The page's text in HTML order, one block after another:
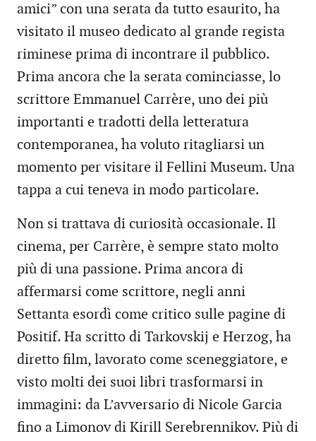
amici” con una serata da tutto esaurito, ha
visitato il museo dedicato al grande regista
riminese prima di incontrare il pubblico.
Prima ancora che la serata cominciasse, lo
scrittore Emmanuel Carrère, uno dei più
importanti e tradotti della letteratura
contemporanea, ha voluto ritagliarsi un
momento per visitare il Fellini Museum. Una
tappa a cui teneva in modo particolare.
Non si trattava di curiosità occasionale. Il
cinema, per Carrère, è sempre stato molto
più di una passione. Prima ancora di
affermarsi come scrittore, negli anni
Settanta esordì come critico sulle pagine di
Positif. Ha scritto di Tarkovskij e Herzog, ha
diretto film, lavorato come sceneggiatore, e
visto molti dei suoi libri trasformarsi in
immagini: da L’avversario di Nicole Garcia
fino a Limonov di Kirill Serebrennikov. Più di